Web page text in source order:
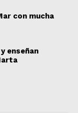
con mucha
enseñan